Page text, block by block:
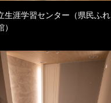
生涯学習センター（県民ふれ